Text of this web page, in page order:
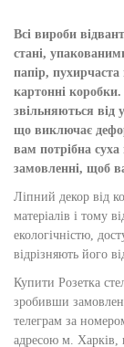
Всі вироби
стані,
папір, пухирчаста
картонні
звільняються від
що виключає
вам потрібна
замовленні, щоб
Ліпний декор від
матеріалів і тому
екологічністю,
відрізняють його
Купити Розетка
зробивши
телеграм за
адресою м. Харків,